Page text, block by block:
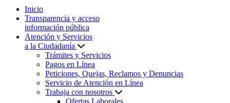
Inicio
Transparencia y acceso
información pública
Atención y Servicios
a la Ciudadanía
Trámites y Servicios
Pagos en Línea
Peticiones, Quejas, Reclamos y Denuncias
Servicio de Atención en Línea
Trabaja con nosotros